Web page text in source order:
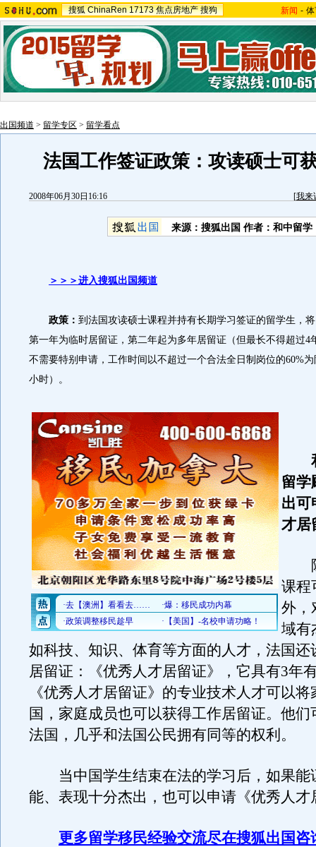
搜狐 ChinaRen 17173 焦点房地产 搜狗 新闻 -
出国频道 > 留学专区 > 留学看点
法国工作签证政策：攻读硕士可
2008年06月30日16:16 [我来
来源：搜狐出国 作者：和中留学
＞＞＞进入搜狐出国频道
政策： 到法国攻读硕士课程并持有长期学习签证的留学生，
第一年为临时居留证，第二年起为多年居留证（但最长不得超过4
不需要特别申请，工作时间以不超过一个合法全日制岗位的60%
小时）。
和
留学
出可
才居
除
课程
外，
域有
如科技、知识、体育等方面的人才，法国还
居留证：《优秀人才居留证》，它具有3年
《优秀人才居留证》的专业技术人才可以
国，家庭成员也可以获得工作居留证。他们
法国，几乎和法国公民拥有同等的权利。
当中国学生结束在法的学习后，如果能
能、表现十分杰出，也可以申请《优秀人才
更多留学移民经验交流尽在搜狐出国咨